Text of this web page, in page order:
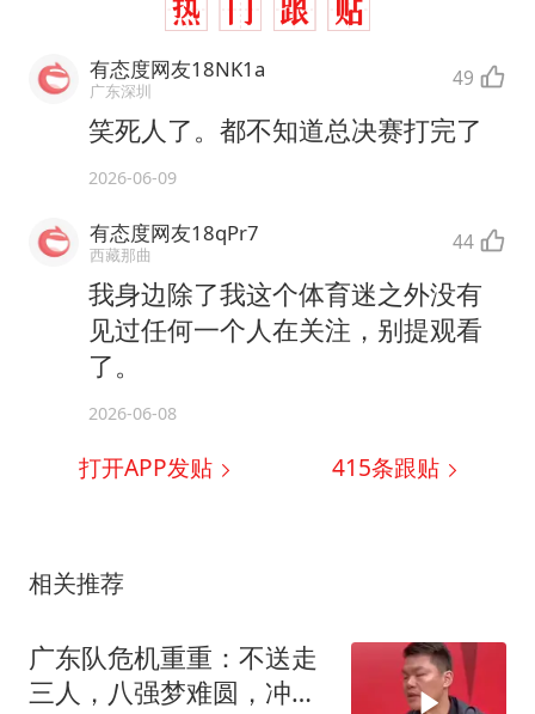
有态度网友18NK1a
广东深圳 49
笑死人了。都不知道总决赛打完了
2026-06-09
有态度网友18qPr7
西藏那曲 44
我身边除了我这个体育迷之外没有
见过任何一个人在关注，别提观看
了。
2026-06-08
打开APP发贴 415条跟贴
相关推荐
广东队危机重重：不送走
三人，八强梦难圆，冲冠